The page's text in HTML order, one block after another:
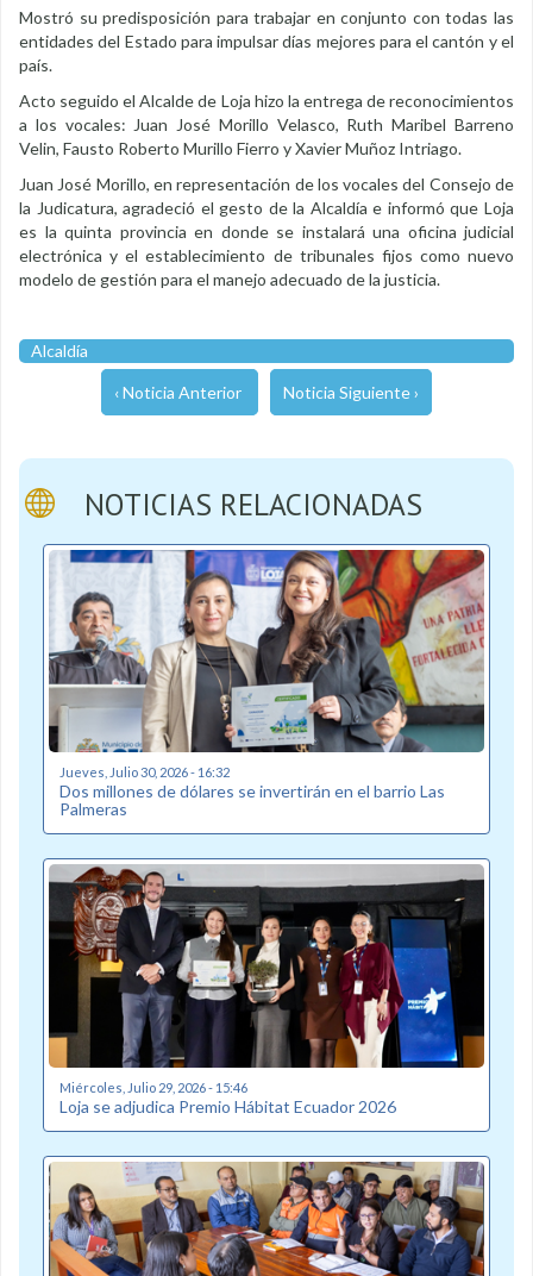
Mostró su predisposición para trabajar en conjunto con todas las
entidades del Estado para impulsar días mejores para el cantón y el
país.
Acto seguido el Alcalde de Loja hizo la entrega de reconocimientos
a los vocales: Juan José Morillo Velasco, Ruth Maribel Barreno
Velin, Fausto Roberto Murillo Fierro y Xavier Muñoz Intriago.
Juan José Morillo, en representación de los vocales del Consejo de
la Judicatura, agradeció el gesto de la Alcaldía e informó que Loja
es la quinta provincia en donde se instalará una oficina judicial
electrónica y el establecimiento de tribunales fijos como nuevo
modelo de gestión para el manejo adecuado de la justicia.
Alcaldía
‹ Noticia Anterior Noticia Siguiente ›
NOTICIAS RELACIONADAS
Jueves, Julio 30, 2026 - 16:32
Dos millones de dólares se invertirán en el barrio Las
Palmeras
Miércoles, Julio 29, 2026 - 15:46
Loja se adjudica Premio Hábitat Ecuador 2026